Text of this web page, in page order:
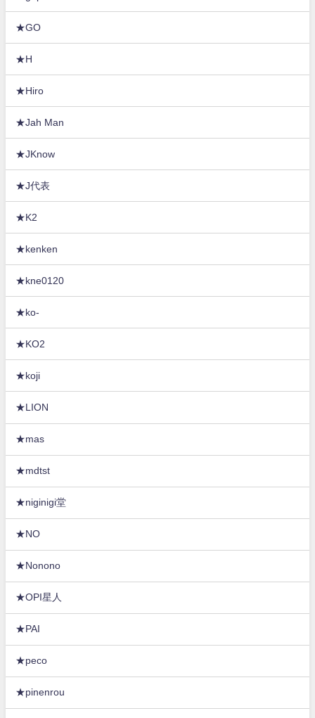
★GO
★H
★Hiro
★Jah Man
★JKnow
★J代表
★K2
★kenken
★kne0120
★ko-
★KO2
★koji
★LION
★mas
★mdtst
★niginigi堂
★NO
★Nonono
★OPI星人
★PAI
★peco
★pinenrou